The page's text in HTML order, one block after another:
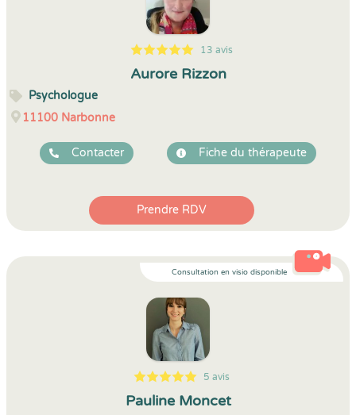
5
1
5
13 13 avis
Aurore Rizzon
Psychologue
11100 Narbonne
Contacter Fiche du thérapeute
Prendre RDV
Consultation en visio disponible
5
1
5
5 5 avis
Pauline Moncet